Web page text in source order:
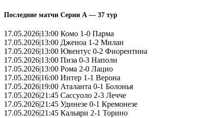
Последние матчи Серии А — 37 тур
17.05.2026|13:00 Комо 1-0 Парма
17.05.2026|13:00 Дженоа 1-2 Милан
17.05.2026|13:00 Ювентус 0-2 Фиорентина
17.05.2026|13:00 Пиза 0-3 Наполи
17.05.2026|13:00 Рома 2-0 Лацио
17.05.2026|16:00 Интер 1-1 Верона
17.05.2026|19:00 Аталанта 0-1 Болонья
17.05.2026|21:45 Сассуоло 2-3 Лечче
17.05.2026|21:45 Удинезе 0-1 Кремонезе
17.05.2026|21:45 Кальяри 2-1 Торино